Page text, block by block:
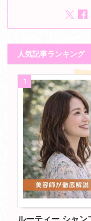
人気記事ランキング
1